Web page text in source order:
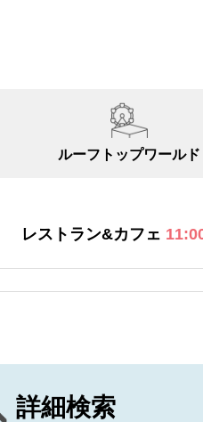
ルーフトップワールド
レストラン&カフェ
詳細検索